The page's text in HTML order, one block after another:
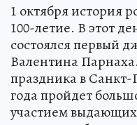
1 октября история
100-летие. В этот
состоялся первый
Валентина
праздника в Санкт-
года пройдет
участием